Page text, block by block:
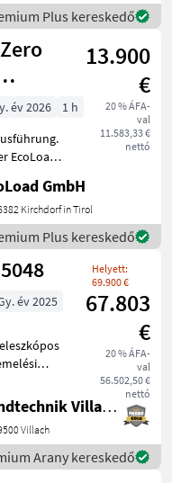
Plus kereskedő
13.900
€
20 % ÁFA-
val
11.583,33 €
nettó
év 2026
1 h
und
GmbH
Kirchdorf in Tirol
Plus kereskedő
Helyett:
69.900 €
67.803
€
20 % ÁFA-
val
56.502,50 €
nettó
év 2025
elektromos
Landtechnik Villach GmbH
Villach
Arany kereskedő